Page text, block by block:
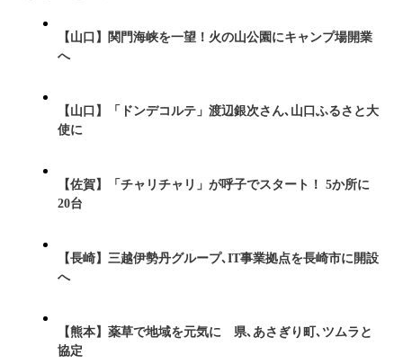
【山口】関門海峡を一望！火の山公園にキャンプ場開業
へ
【山口】「ドンデコルテ」渡辺銀次さん､山口ふるさと大
使に
【佐賀】「チャリチャリ」が呼子でスタート！ 5か所に
20台
【長崎】三越伊勢丹グループ､IT事業拠点を長崎市に開設
へ
【熊本】薬草で地域を元気に 県､あさぎり町､ツムラと
協定